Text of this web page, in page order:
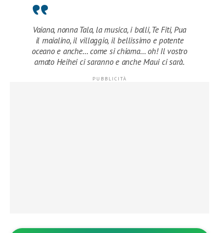
Vaiana, nonna Tala, la musica, i balli, Te Fiti, Pua
il maialino, il villaggio, il bellissimo e potente
oceano e anche… come si chiama… oh! Il vostro
amato Heihei ci saranno e anche Maui ci sarà.